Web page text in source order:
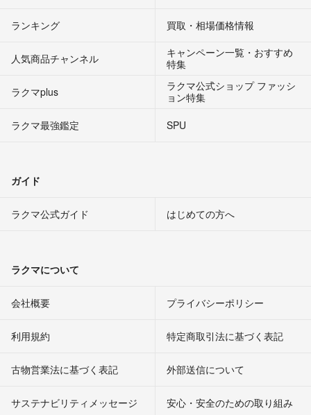
ランキング 買取・相場価格情報
人気商品チャンネル
キャンペーン一覧・おすすめ
特集
ラクマplus
ラクマ公式ショップ ファッシ
ョン特集
ラクマ最強鑑定
SPU
ガイド
ラクマ公式ガイド はじめての方へ
ラクマについて
会社概要 プライバシーポリシー
利用規約 特定商取引法に基づく表記
古物営業法に基づく表記 外部送信について
サステナビリティメッセージ 安心・安全のための取り組み